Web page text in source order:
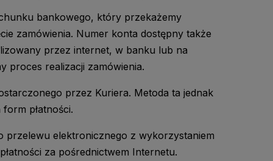
bankowego, który przekażemy
zamówienia. Numer konta dostępny także
przez internet, w banku lub na
proces realizacji zamówienia.
przez Kuriera. Metoda ta jednak
płatności.
przelewu elektronicznego z wykorzystaniem
za pośrednictwem Internetu.